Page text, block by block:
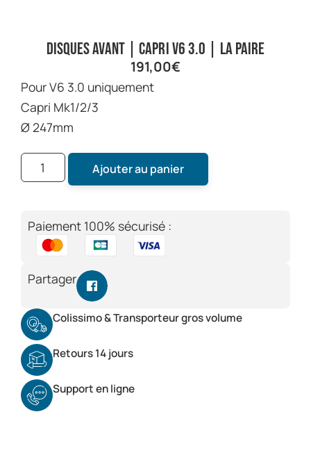
Disques avant | Capri V6 3.0 | La paire
191,00€
Pour V6 3.0 uniquement
Capri Mk1/2/3
Ø 247mm
Ajouter au panier
Paiement 100% sécurisé :
Partager
Colissimo & Transporteur gros volume
Retours 14 jours
Support en ligne